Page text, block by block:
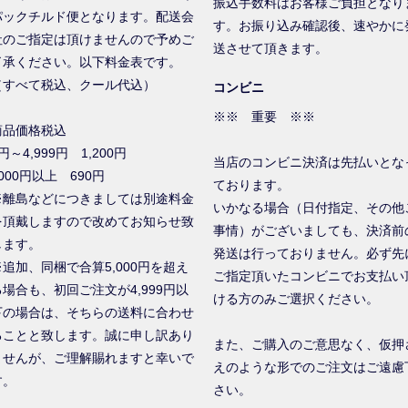
ックチルド便となります。配送会
のご指定は頂けませんので予めご
ください。以下料金表です。
べて税込、クール代込）
品価格税込
～4,999円 1,200円
円以上 690円
島などにつきましては別途料金
頂戴しますので改めてお知らせ致
す。
加、同梱で合算5,000円を超え
場合も、初回ご注文が4,999円以
の場合は、そちらの送料に合わせ
ことと致します。誠に申し訳あり
せんが、ご理解賜れますと幸いで
す。お振り込み確認後、速やかに
送させて頂きます。
コンビニ
※※ 重要 ※※
当店のコンビニ決済は先払いとな
ております。
いかなる場合（日付指定、その他
事情）がございましても、決済前
発送は行っておりません。必ず先
ご指定頂いたコンビニでお支払い
ける方のみご選択ください。
また、ご購入のご意思なく、仮押
えのような形でのご注文はご遠慮
さい。